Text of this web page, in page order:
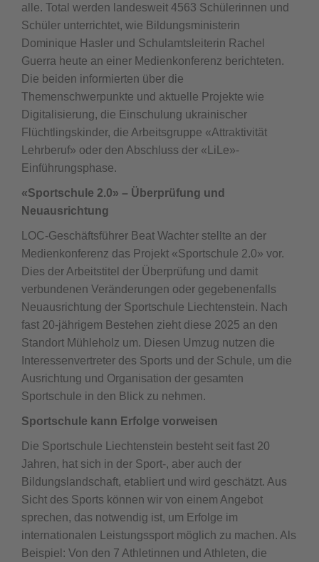
alle. Total werden landesweit 4563 Schülerinnen und
Schüler unterrichtet, wie Bildungsministerin
Dominique Hasler und Schulamtsleiterin Rachel
Guerra heute an einer Medienkonferenz berichteten.
Die beiden informierten über die
Themenschwerpunkte und aktuelle Projekte wie
Digitalisierung, die Einschulung ukrainischer
Flüchtlingskinder, die Arbeitsgruppe «Attraktivität
Lehrberuf» oder den Abschluss der «LiLe»-
Einführungsphase.
«Sportschule 2.0» – Überprüfung und
Neuausrichtung
LOC-Geschäftsführer Beat Wachter stellte an der
Medienkonferenz das Projekt «Sportschule 2.0» vor.
Dies der Arbeitstitel der Überprüfung und damit
verbundenen Veränderungen oder gegebenenfalls
Neuausrichtung der Sportschule Liechtenstein. Nach
fast 20-jährigem Bestehen zieht diese 2025 an den
Standort Mühleholz um. Diesen Umzug nutzen die
Interessenvertreter des Sports und der Schule, um die
Ausrichtung und Organisation der gesamten
Sportschule in den Blick zu nehmen.
Sportschule kann Erfolge vorweisen
Die Sportschule Liechtenstein besteht seit fast 20
Jahren, hat sich in der Sport-, aber auch der
Bildungslandschaft, etabliert und wird geschätzt. Aus
Sicht des Sports können wir von einem Angebot
sprechen, das notwendig ist, um Erfolge im
internationalen Leistungssport möglich zu machen. Als
Beispiel: Von den 7 Athletinnen und Athleten, die